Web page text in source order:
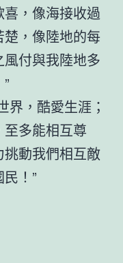
，像海接收過
，像陸地的每
付與我陸地多
界，酷愛生涯；
多能相互尊
動我們相互敵
！”